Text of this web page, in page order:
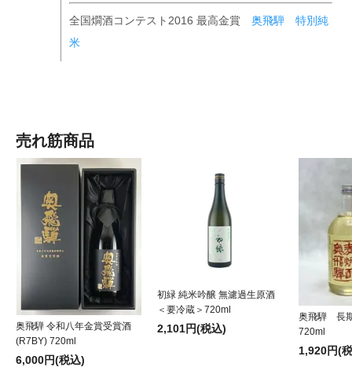
全国燗酒コンテスト2016 最高金賞 奥飛騨 特別純
米
売れ筋商品
奥飛騨 令和八年金賞受賞酒
(R7BY) 720ml
6,000円(税込)
初緑 純米吟醸 無濾過生原酒
＜要冷蔵＞720ml
2,101円(税込)
奥飛騨 長
720ml
1,920円(